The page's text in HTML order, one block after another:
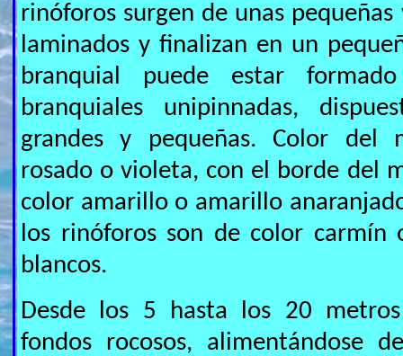
rinóforos surgen de unas
laminados y finalizan en un
branquial puede estar
branquiales unipinnadas,
grandes y pequeñas. Color del
rosado o violeta, con el borde del
color amarillo o amarillo
los rinóforos son de color carmín
blancos.
Desde los 5 hasta los 20
fondos rocosos, alimentándose